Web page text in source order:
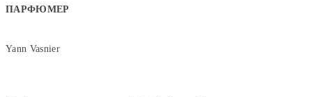
ПАРФЮМЕР
Yann Vasnier